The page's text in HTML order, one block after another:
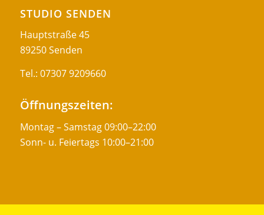
STUDIO SENDEN
Hauptstraße 45
89250 Senden
Tel.: 07307 9209660
Öffnungszeiten:
Montag – Samstag 09:00–22:00
Sonn- u. Feiertags 10:00–21:00